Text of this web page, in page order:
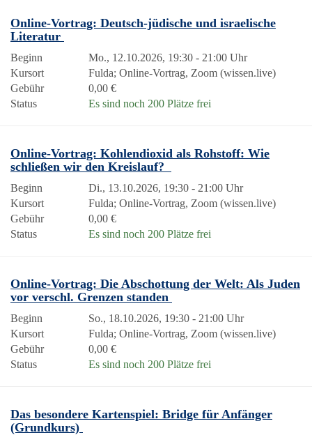
Online-Vortrag: Deutsch-jüdische und israelische
Literatur
Beginn
Mo., 12.10.2026, 19:30 - 21:00 Uhr
Kursort
Fulda; Online-Vortrag, Zoom (wissen.live)
Gebühr
0,00 €
Status
Es sind noch 200 Plätze frei
Online-Vortrag: Kohlendioxid als Rohstoff: Wie
schließen wir den Kreislauf?
Beginn
Di., 13.10.2026, 19:30 - 21:00 Uhr
Kursort
Fulda; Online-Vortrag, Zoom (wissen.live)
Gebühr
0,00 €
Status
Es sind noch 200 Plätze frei
Online-Vortrag: Die Abschottung der Welt: Als Juden
vor verschl. Grenzen standen
Beginn
So., 18.10.2026, 19:30 - 21:00 Uhr
Kursort
Fulda; Online-Vortrag, Zoom (wissen.live)
Gebühr
0,00 €
Status
Es sind noch 200 Plätze frei
Das besondere Kartenspiel: Bridge für Anfänger
(Grundkurs)